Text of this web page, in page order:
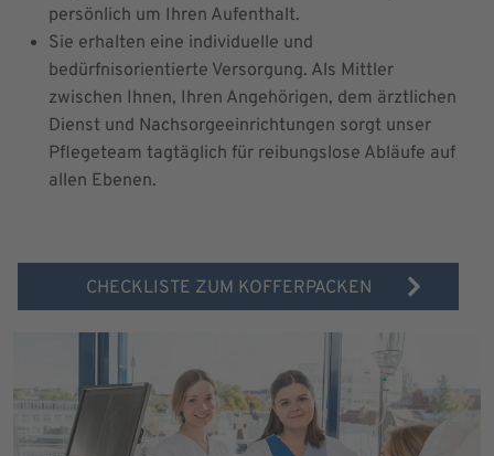
persönlich um Ihren Aufenthalt.
Sie erhalten eine individuelle und
bedürfnisorientierte Versorgung. Als Mittler
zwischen Ihnen, Ihren Angehörigen, dem ärztlichen
Dienst und Nachsorgeeinrichtungen sorgt unser
Pflegeteam tagtäglich für reibungslose Abläufe auf
allen Ebenen.
CHECKLISTE ZUM KOFFERPACKEN